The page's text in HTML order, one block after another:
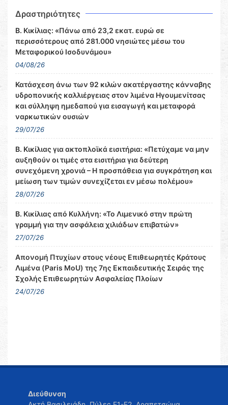
Δραστηριότητες
Β. Κικίλιας: «Πάνω από 23,2 εκατ. ευρώ σε
περισσότερους από 281.000 νησιώτες μέσω του
Μεταφορικού Ισοδυνάμου»
04/08/26
Κατάσχεση άνω των 92 κιλών ακατέργαστης κάνναβης
υδροπονικής καλλιέργειας στον λιμένα Ηγουμενίτσας
και σύλληψη ημεδαπού για εισαγωγή και μεταφορά
ναρκωτικών ουσιών
29/07/26
Β. Κικίλιας για ακτοπλοϊκά εισιτήρια: «Πετύχαμε να μην
αυξηθούν οι τιμές στα εισιτήρια για δεύτερη
συνεχόμενη χρονιά – Η προσπάθεια για συγκράτηση και
μείωση των τιμών συνεχίζεται εν μέσω πολέμου»
28/07/26
Β. Κικίλιας από Κυλλήνη: «Το Λιμενικό στην πρώτη
γραμμή για την ασφάλεια χιλιάδων επιβατών»
27/07/26
Απονομή Πτυχίων στους νέους Επιθεωρητές Κράτους
Λιμένα (Paris MoU) της 7ης Εκπαιδευτικής Σειράς της
Σχολής Επιθεωρητών Ασφαλείας Πλοίων
24/07/26
Διεύθυνση